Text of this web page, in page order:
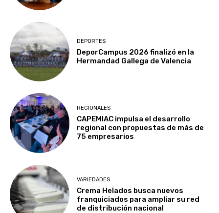
DEPORTES
DeporCampus 2026 finalizó en la
Hermandad Gallega de Valencia
REGIONALES
CAPEMIAC impulsa el desarrollo
regional con propuestas de más de
75 empresarios
VARIEDADES
Crema Helados busca nuevos
franquiciados para ampliar su red
de distribución nacional